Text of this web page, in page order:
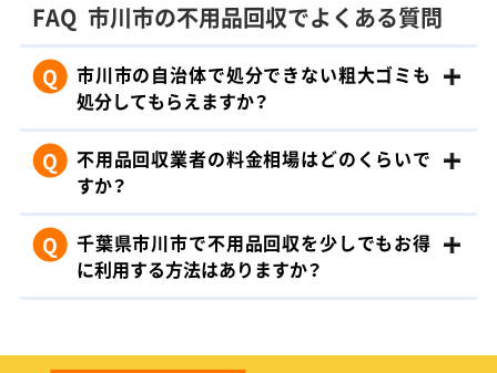
FAQ 市川市の不用品回収でよくある質問
Q
市川市の自治体で処分できない粗大ゴミも
処分してもらえますか？
Q
不用品回収業者の料金相場はどのくらいで
すか？
Q
千葉県市川市で不用品回収を少しでもお得
に利用する方法はありますか？